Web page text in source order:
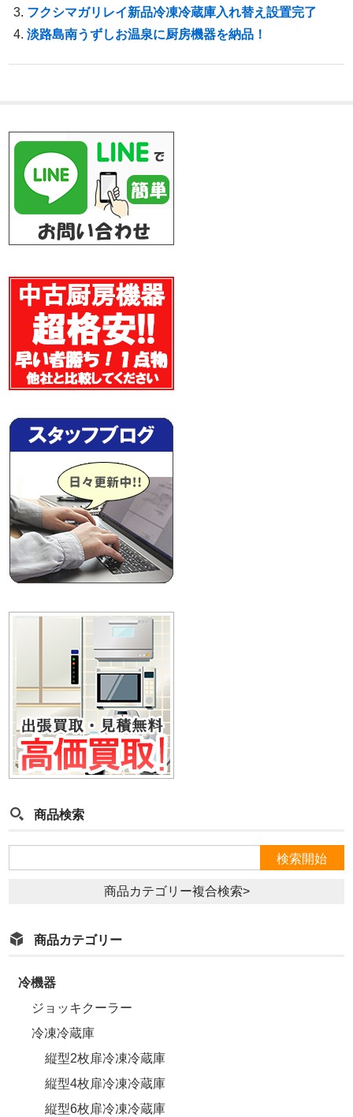
フクシマガリレイ新品冷凍冷蔵庫入れ替え設置完了
淡路島南うずしお温泉に厨房機器を納品！
商品検索
商品カテゴリー複合検索>
商品カテゴリー
冷機器
ジョッキクーラー
冷凍冷蔵庫
縦型2枚扉冷凍冷蔵庫
縦型4枚扉冷凍冷蔵庫
縦型6枚扉冷凍冷蔵庫